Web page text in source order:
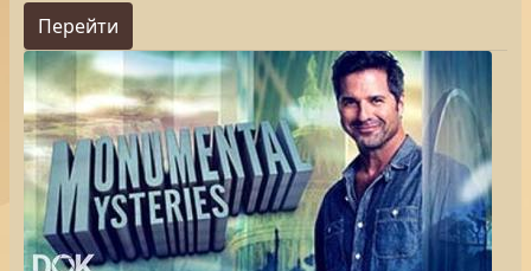
Перейти